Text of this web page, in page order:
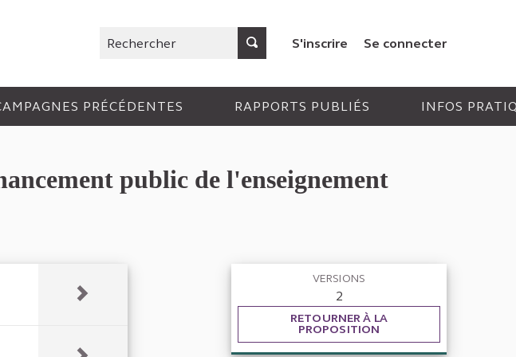
Rechercher S'inscrire Se connecter
PRÉCÉDENTES RAPPORTS PUBLIÉS INFOS
public de l'enseignement
VERSIONS
2
RETOURNER À LA
PROPOSITION